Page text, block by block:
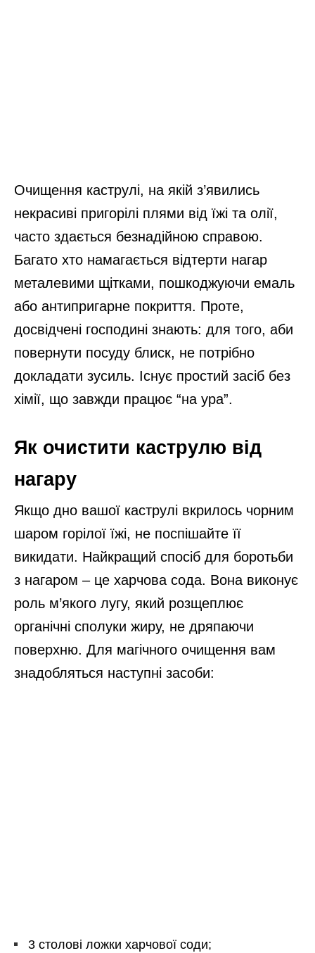
Очищення каструлі, на якій з’явились
некрасиві пригорілі плями від їжі та олії,
часто здається безнадійною справою.
Багато хто намагається відтерти нагар
металевими щітками, пошкоджуючи емаль
або антипригарне покриття. Проте,
досвідчені господині знають: для того, аби
повернути посуду блиск, не потрібно
докладати зусиль. Існує простий засіб без
хімії, що завжди працює “на ура”.
Як очистити каструлю від
нагару
Якщо дно вашої каструлі вкрилось чорним
шаром горілої їжі, не поспішайте її
викидати. Найкращий спосіб для боротьби
з нагаром – це харчова сода. Вона виконує
роль м’якого лугу, який розщеплює
органічні сполуки жиру, не дряпаючи
поверхню. Для магічного очищення вам
знадобляться наступні засоби:
3 столові ложки харчової соди;